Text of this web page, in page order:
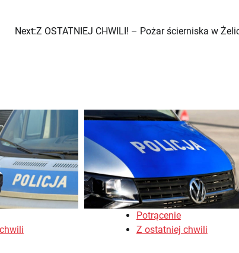
Next:Z OSTATNIEJ CHWILI! – Pożar ścierniska w
Potrącenie
Z ostatniej chwili